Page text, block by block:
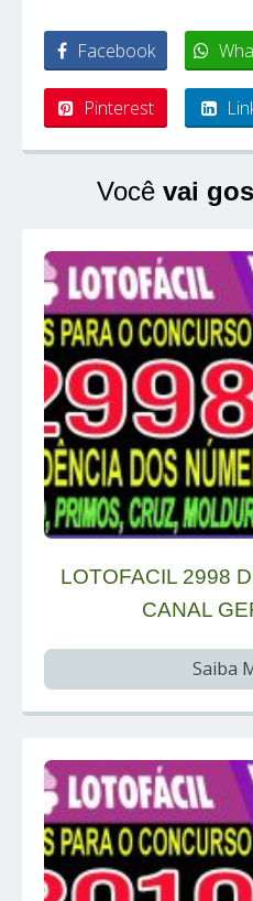
Facebook
Pinterest
Você vai
LOTOFACIL 2998
CANAL
Saiba